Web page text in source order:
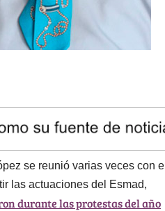
se reunió varias veces con el
las actuaciones del Esmad,
durante las protestas del año